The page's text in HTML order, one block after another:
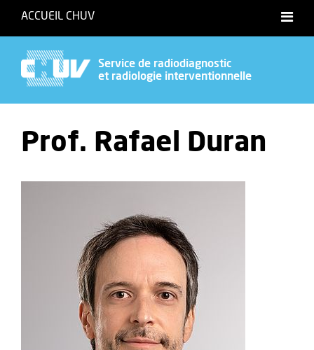
ACCUEIL CHUV
Service de radiodiagnostic
et radiologie interventionnelle
Prof. Rafael Duran